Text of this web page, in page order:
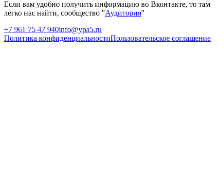
Если вам удобно получить информацию во Вконтакте, то там
легко нас найти, сообщество "Аудитория"
+7 961 75 47 940info@ypa5.ru
Политика конфиденциальностиПользовательское соглашение